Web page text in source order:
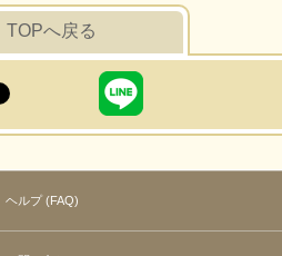
TOPへ戻る
ヘルプ (FAQ)